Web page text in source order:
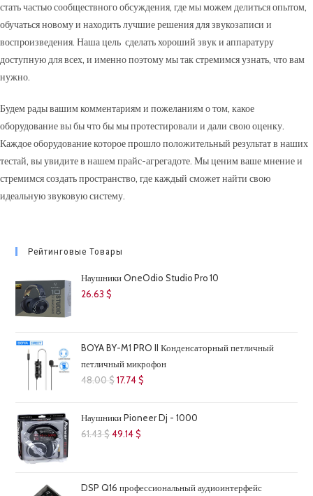
стать частью сообществного обсуждения, где мы можем делиться опытом,
обучаться новому и находить лучшие решения для звукозаписи и
воспроизведения. Наша цель сделать хороший звук и аппаратуру
доступную для всех, и именно поэтому мы так стремимся узнать, что вам
нужно.
Будем рады вашим комментариям и пожеланиям о том, какое
оборудование вы бы что бы мы протестировали и дали свою оценку.
Каждое оборудование которое прошло положительный результат в наших
тестай, вы увидите в нашем прайс-агрегадоте. Мы ценим ваше мнение и
стремимся создать пространство, где каждый сможет найти свою
идеальную звуковую систему.
Рейтинговые Товары
Наушники OneOdio Studio Pro 10
26.63$
BOYA BY-M1 PRO II Конденсаторный петличный
петличный микрофон
48.00$Первоначальная
составляла
48.00 $.
17.74$
17.74 $.
Наушники Pioneer Dj - 1000
61.43$Первоначальная
61.43 $.
49.14$
DSP Q16 профессиональный аудиоинтерфейс